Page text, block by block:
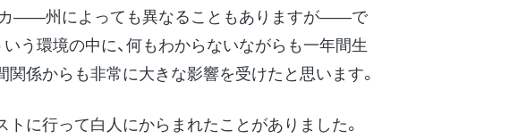
カ――州によっても異なることもありますが――で
う環境の中に、何もわからないながらも一年間生
関係からも非常に大きな影響を受けたと思います。
に行って白人にからまれたことがありました。